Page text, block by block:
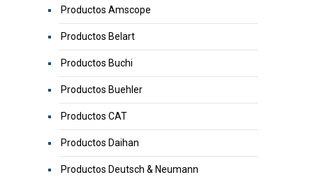
Productos Amscope
Productos Belart
Productos Buchi
Productos Buehler
Productos CAT
Productos Daihan
Productos Deutsch & Neumann